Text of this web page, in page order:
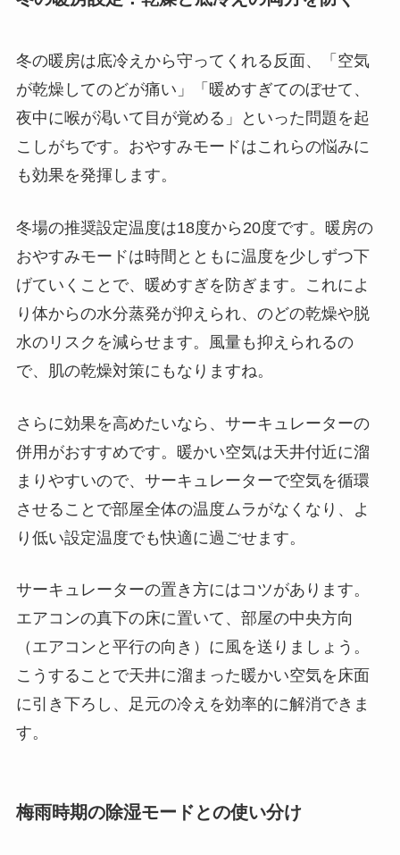
冬の暖房は底冷えから守ってくれる反面、「空気
が乾燥してのどが痛い」「暖めすぎてのぼせて、
夜中に喉が渇いて目が覚める」といった問題を起
こしがちです。おやすみモードはこれらの悩みに
も効果を発揮します。
冬場の推奨設定温度は18度から20度です。暖房の
おやすみモードは時間とともに温度を少しずつ下
げていくことで、暖めすぎを防ぎます。これによ
り体からの水分蒸発が抑えられ、のどの乾燥や脱
水のリスクを減らせます。風量も抑えられるの
で、肌の乾燥対策にもなりますね。
さらに効果を高めたいなら、サーキュレーターの
併用がおすすめです。暖かい空気は天井付近に溜
まりやすいので、サーキュレーターで空気を循環
させることで部屋全体の温度ムラがなくなり、よ
り低い設定温度でも快適に過ごせます。
サーキュレーターの置き方にはコツがあります。
エアコンの真下の床に置いて、部屋の中央方向
（エアコンと平行の向き）に風を送りましょう。
こうすることで天井に溜まった暖かい空気を床面
に引き下ろし、足元の冷えを効率的に解消できま
す。
梅雨時期の除湿モードとの使い分け